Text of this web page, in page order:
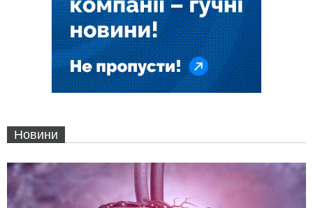
Новини